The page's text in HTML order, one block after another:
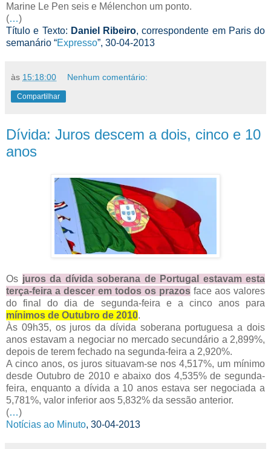
Marine Le Pen seis e Mélenchon um ponto.
(…)
Título e Texto: Daniel Ribeiro, correspondente em Paris do
semanário “Expresso”, 30-04-2013
às 15:18:00 Nenhum comentário:
Compartilhar
Dívida: Juros descem a dois, cinco e 10
anos
Os juros da dívida soberana de Portugal estavam esta
terça-feira a descer em todos os prazos face aos valores
do final do dia de segunda-feira e a cinco anos para
mínimos de Outubro de 2010.
Às 09h35, os juros da dívida soberana portuguesa a dois
anos estavam a negociar no mercado secundário a 2,899%,
depois de terem fechado na segunda-feira a 2,920%.
A cinco anos, os juros situavam-se nos 4,517%, um mínimo
desde Outubro de 2010 e abaixo dos 4,535% de segunda-
feira, enquanto a dívida a 10 anos estava ser negociada a
5,781%, valor inferior aos 5,832% da sessão anterior.
(…)
Notícias ao Minuto, 30-04-2013